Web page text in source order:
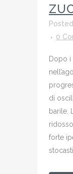
0
Dopo i
di
barile.
forte